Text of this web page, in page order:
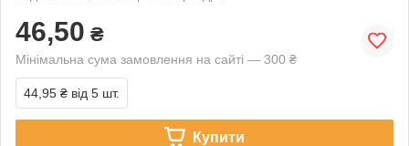
46,50 ₴
Мінімальна сума замовлення на сайті — 300 ₴
44,95 ₴ від 5 шт.
Купити